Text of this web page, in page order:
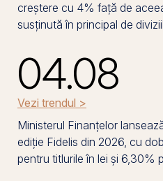
creștere cu 4% față de
susținută în principal de
04.08
Vezi trendul >
Ministerul Finanțelor
ediție Fidelis din 2026, cu
pentru titlurile în lei și 6,30%